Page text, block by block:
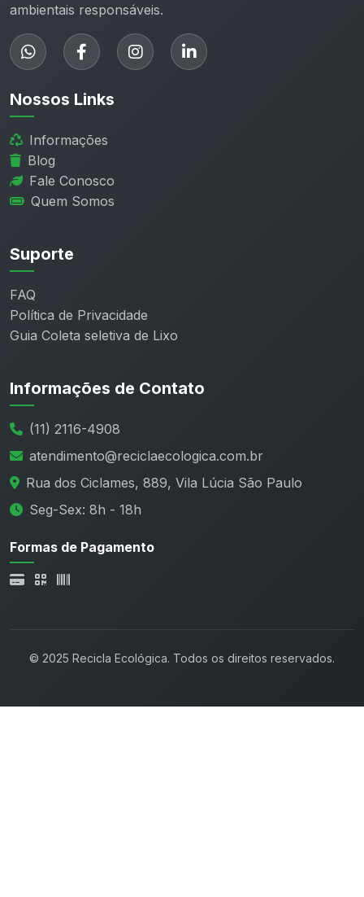
ambientais responsáveis.
Nossos Links
Informações
Blog
Fale Conosco
Quem Somos
Suporte
FAQ
Política de Privacidade
Guia Coleta seletiva de Lixo
Informações de Contato
(11) 2116-4908
atendimento@reciclaecologica.com.br
Rua dos Ciclames, 889, Vila Lúcia São Paulo
Seg-Sex: 8h - 18h
Formas de Pagamento
© 2025 Recicla Ecológica. Todos os direitos reservados.